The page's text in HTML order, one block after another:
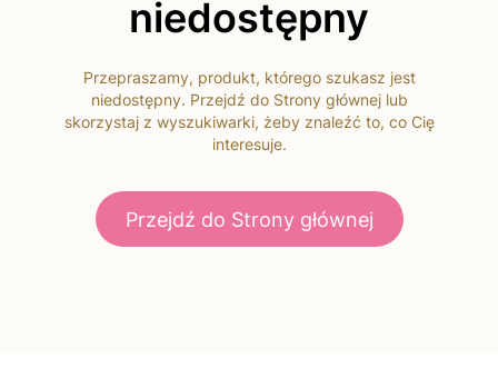
niedostępny
Przepraszamy, produkt, którego szukasz jest
niedostępny. Przejdź do Strony głównej lub
skorzystaj z wyszukiwarki, żeby znaleźć to, co Cię
interesuje.
Przejdź do Strony głównej